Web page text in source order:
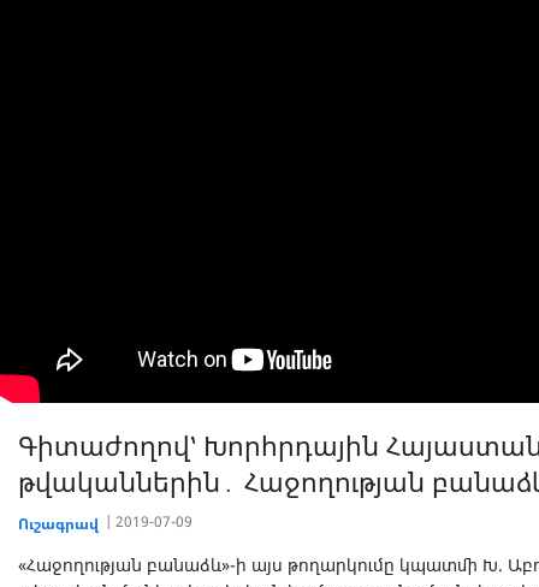
Գիտաժողով՝ Խորհրդային
թվականներին․ Հաջողության
Ուշագրավ 2019-07-09
«Հաջողության բանաձև»-ի այս թողարկումը կպատմի Խ.